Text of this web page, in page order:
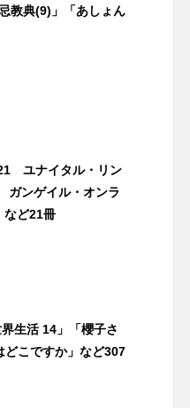
教典(9)」「あしょん
ユナイタル・リン
ガンゲイル・オンラ
ど21冊
生活 14」「櫻子さ
こですか」など307